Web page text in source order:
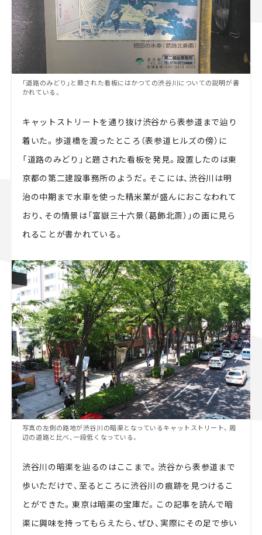
「道路のみどり」と題された看板にはかつての渋谷川についての説明が書
かれている。
キャットストリートを通り抜け渋谷から表参道まで辿り
着いた。歩道橋を渡ったところ（表参道ヒルズの傍）に
「道路のみどり」と題された看板を発見。設置したのは東
京都の第二建設事務所のようだ。そこには、渋谷川は明
治の中期まで水車を使った精米業が盛んにおこなわれて
おり、その情景は「富嶽三十六景（葛飾北斎）」の画に見ら
れることが書かれている。
写真の左側の路地が渋谷川の暗渠となっているキャットストリート。周
辺の道路と比べ、一段低くなっている。
渋谷川の暗渠を辿るのはここまで。渋谷から表参道まで
歩いただけで、至るところに渋谷川の痕跡を見つけるこ
とができた。東京は暗渠の宝庫だ。この記事を読んで暗
渠に興味を持ってもらえたら、ぜひ、実際にその足で歩い